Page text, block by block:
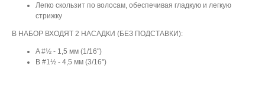
Легко скользит по волосам, обеспечивая гладкую и легкую
стрижку
В НАБОР ВХОДЯТ 2 НАСАДКИ (БЕЗ ПОДСТАВКИ):
A #½ - 1,5 мм (1/16")
B #1½ - 4,5 мм (3/16")